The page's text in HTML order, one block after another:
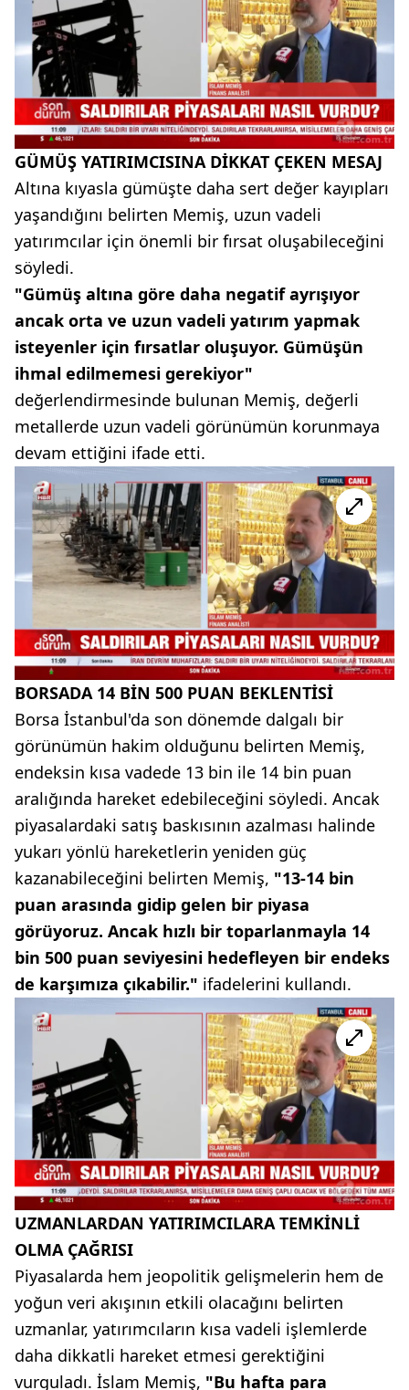
GÜMÜŞ YATIRIMCISINA DİKKAT ÇEKEN MESAJ
Altına kıyasla gümüşte daha sert değer kayıpları
yaşandığını belirten Memiş, uzun vadeli
yatırımcılar için önemli bir fırsat oluşabileceğini
söyledi.
"Gümüş altına göre daha negatif ayrışıyor
ancak orta ve uzun vadeli yatırım yapmak
isteyenler için fırsatlar oluşuyor. Gümüşün
ihmal edilmemesi gerekiyor"
değerlendirmesinde bulunan Memiş, değerli
metallerde uzun vadeli görünümün korunmaya
devam ettiğini ifade etti.
BORSADA 14 BİN 500 PUAN BEKLENTİSİ
Borsa İstanbul'da son dönemde dalgalı bir
görünümün hakim olduğunu belirten Memiş,
endeksin kısa vadede 13 bin ile 14 bin puan
aralığında hareket edebileceğini söyledi. Ancak
piyasalardaki satış baskısının azalması halinde
yukarı yönlü hareketlerin yeniden güç
kazanabileceğini belirten Memiş, "13-14 bin
puan arasında gidip gelen bir piyasa
görüyoruz. Ancak hızlı bir toparlanmayla 14
bin 500 puan seviyesini hedefleyen bir endeks
de karşımıza çıkabilir." ifadelerini kullandı.
UZMANLARDAN YATIRIMCILARA TEMKİNLİ
OLMA ÇAĞRISI
Piyasalarda hem jeopolitik gelişmelerin hem de
yoğun veri akışının etkili olacağını belirten
uzmanlar, yatırımcıların kısa vadeli işlemlerde
daha dikkatli hareket etmesi gerektiğini
vurguladı. İslam Memiş, "Bu hafta para